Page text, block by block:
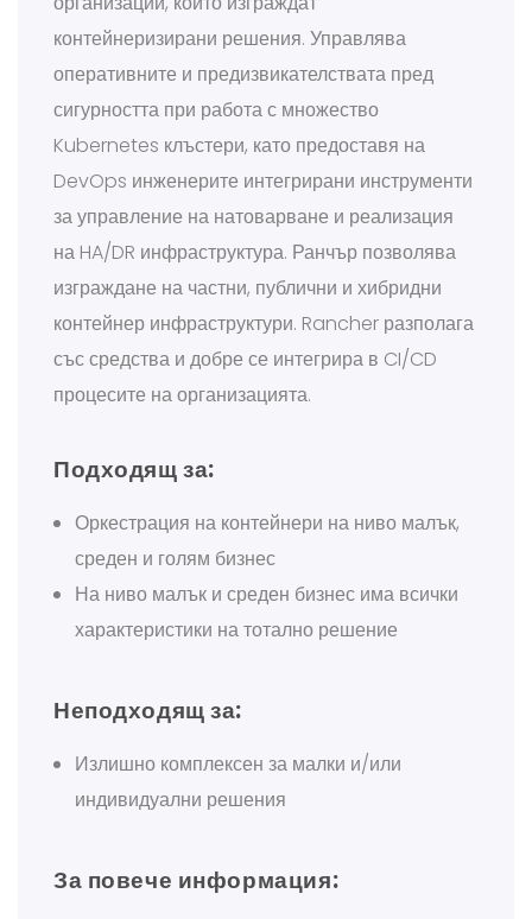
контейнеризирани решения. Управлява
оперативните и предизвикателствата пред
сигурността при работа с множество
Kubernetes клъстери, като предоставя на
DevOps инженерите интегрирани инструменти
за управление на натоварване и реализация
на HA/DR инфраструктура. Ранчър позволява
изграждане на частни, публични и хибридни
контейнер инфраструктури. Rancher разполага
със средства и добре се интегрира в CI/CD
процесите на организацията.
Подходящ за:
Оркестрация на контейнери на ниво малък,
среден и голям бизнес
На ниво малък и среден бизнес има всички
характеристики на тотално решение
Неподходящ за:
Излишно комплексен за малки и/или
индивидуални решения
За повече информация: